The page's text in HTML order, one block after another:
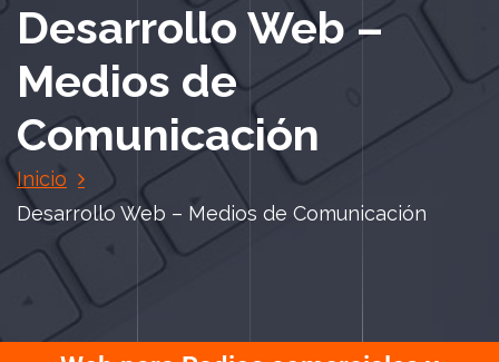
Desarrollo Web –
Medios de
Comunicación
Inicio
Desarrollo Web – Medios de Comunicación